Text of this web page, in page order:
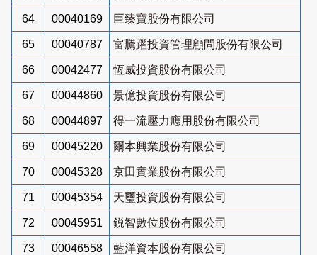
64 00040169 巨臻寶股份有限公司
65 00040787 富騰躍投資管理顧問股份有限公司
66 00042477 恆威投資股份有限公司
67 00044860 景億投資股份有限公司
68 00044897 得一流壓力應用股份有限公司
69 00045220 爾本興業股份有限公司
70 00045328 京田實業股份有限公司
71 00045354 天璽投資股份有限公司
72 00045951 鋭智數位股份有限公司
73 00046558 藍洋資本股份有限公司